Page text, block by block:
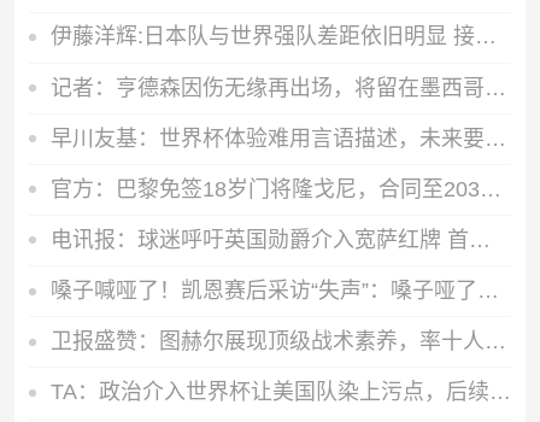
伊藤洋辉:日本队与世界强队差距依旧明显 接下来要认真复盘并休整
记者：亨德森因伤无缘再出场，将留在墨西哥城接受治疗
早川友基：世界杯体验难用言语描述，未来要努力缩小和强队的差距
官方：巴黎免签18岁门将隆戈尼，合同至2031年+新赛季穿16号
电讯报：球迷呼吁英国勋爵介入宽萨红牌 首相发言人支持公平竞争
嗓子喊哑了！凯恩赛后采访“失声”：嗓子哑了，现在说不出话来
卫报盛赞：图赫尔展现顶级战术素养，率十人英格兰力克墨西哥
TA：政治介入世界杯让美国队染上污点，后续哪怕赢球也会被人指摘